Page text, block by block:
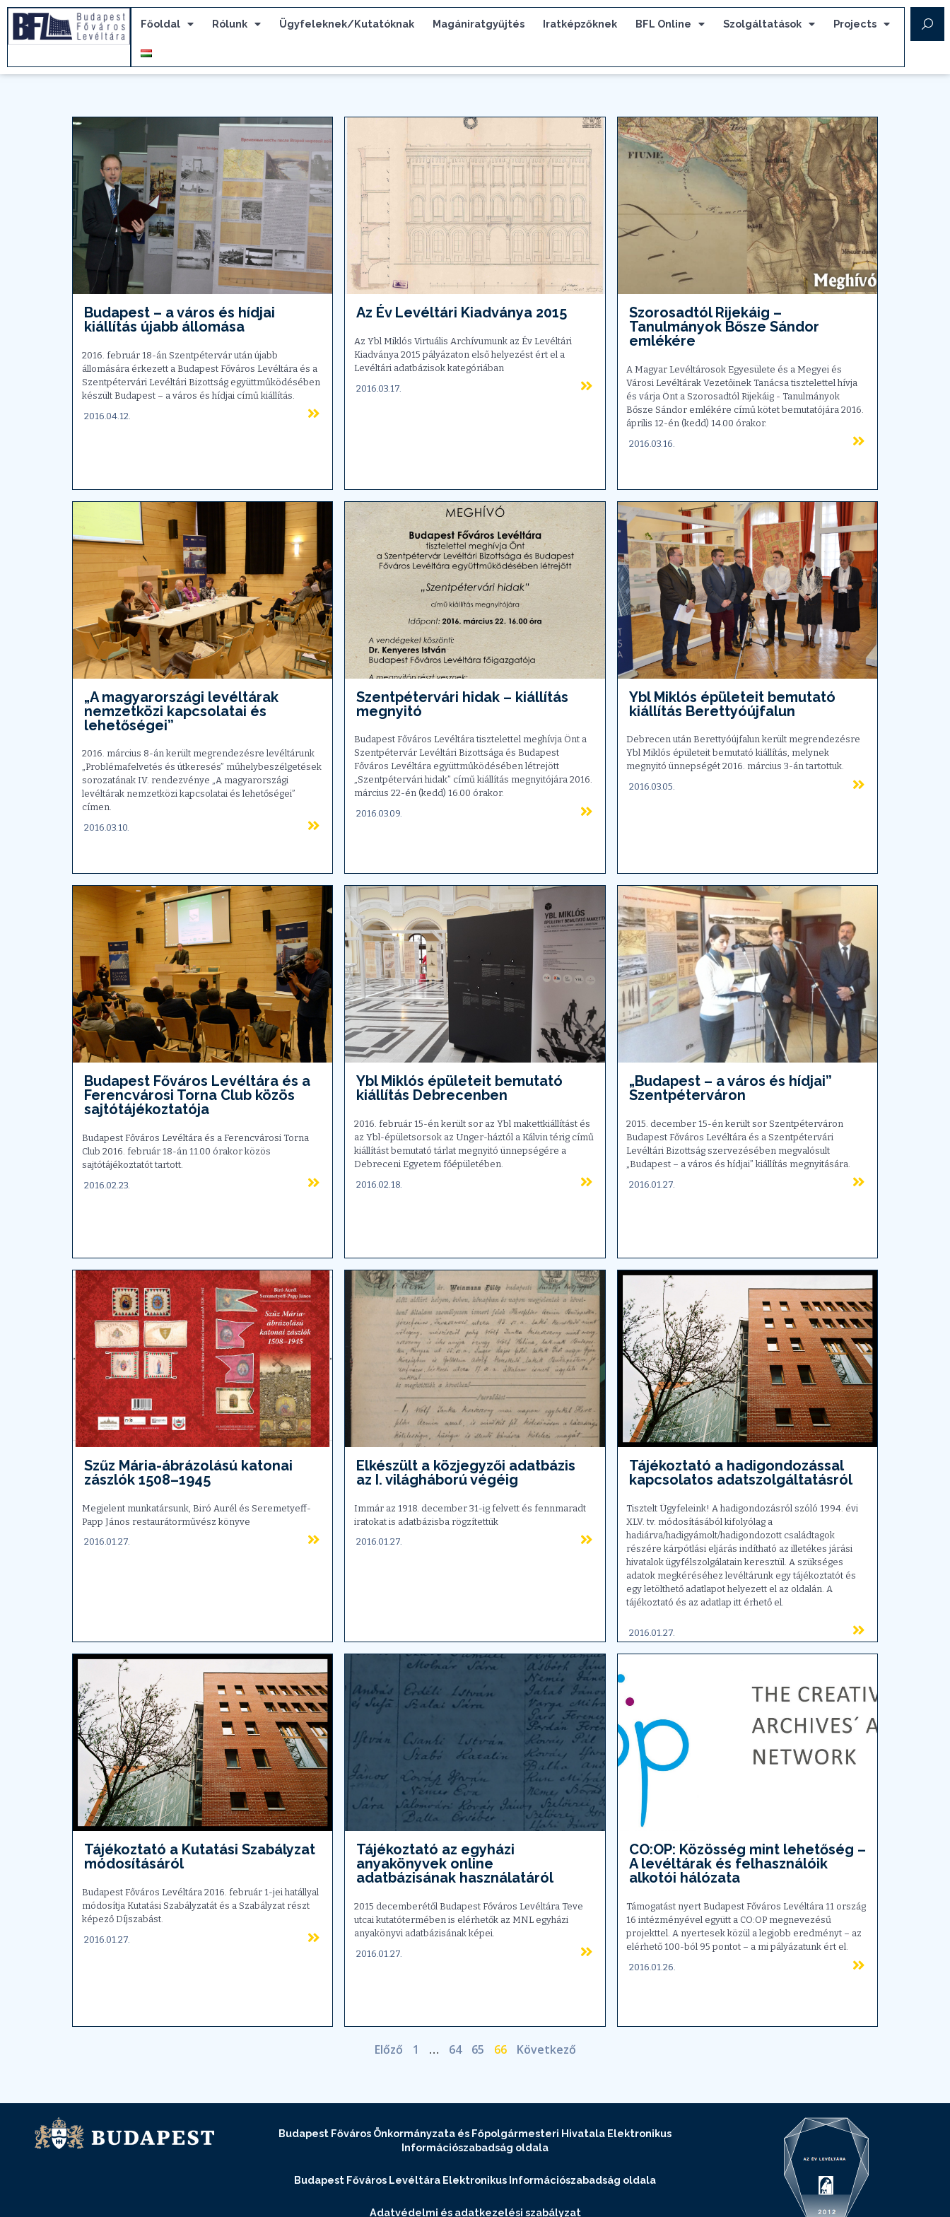
Főoldal Rólunk Ügyfeleknek/Kutatóknak Magániratgyűjtés Iratképzőknek BFL Online Szolgáltatások Projects
Budapest – a város és hídjai
kiállítás újabb állomása
2016. február 18-án Szentpétervár után újabb
állomására érkezett a Budapest Főváros Levéltára és a
Szentpétervári Levéltári Bizottság együttműködésében
készült Budapest – a város és hídjai című kiállítás.
2016.04.12.
Az Év Levéltári Kiadványa 2015
Az Ybl Miklós Virtuális Archívumunk az Év Levéltári
Kiadványa 2015 pályázaton első helyezést ért el a
Levéltári adatbázisok kategóriában
2016.03.17.
Szorosadtól Rijekáig –
Tanulmányok Bősze Sándor
emlékére
A Magyar Levéltárosok Egyesülete és a Megyei és
Városi Levéltárak Vezetőinek Tanácsa tisztelettel hívja
és várja Önt a Szorosadtól Rijekáig - Tanulmányok
Bősze Sándor emlékére című kötet bemutatójára 2016.
április 12-én (kedd) 14.00 órakor.
2016.03.16.
„A magyarországi levéltárak
nemzetközi kapcsolatai és
lehetőségei”
2016. március 8-án került megrendezésre levéltárunk
„Problémafelvetés és útkeresés” műhelybeszélgetések
sorozatának IV. rendezvénye „A magyarországi
levéltárak nemzetközi kapcsolatai és lehetőségei”
címen.
2016.03.10.
Szentpétervári hidak – kiállítás
megnyitó
Budapest Főváros Levéltára tisztelettel meghívja Önt a
Szentpétervár Levéltári Bizottsága és Budapest
Főváros Levéltára együttműködésében létrejött
„Szentpétervári hidak” című kiállítás megnyitójára 2016.
március 22-én (kedd) 16.00 órakor.
2016.03.09.
Ybl Miklós épületeit bemutató
kiállítás Berettyóújfalun
Debrecen után Berettyóújfalun került megrendezésre
Ybl Miklós épületeit bemutató kiállítás, melynek
megnyitó ünnepségét 2016. március 3-án tartottuk.
2016.03.05.
Budapest Főváros Levéltára és a
Ferencvárosi Torna Club közös
sajtótájékoztatója
Budapest Főváros Levéltára és a Ferencvárosi Torna
Club 2016. február 18-án 11.00 órakor közös
sajtótájékoztatót tartott.
2016.02.23.
Ybl Miklós épületeit bemutató
kiállítás Debrecenben
2016. február 15-én került sor az Ybl makettkiállítást és
az Ybl-épületsorsok az Unger-háztól a Kálvin térig című
kiállítást bemutató tárlat megnyitó ünnepségére a
Debreceni Egyetem főépületében.
2016.02.18.
„Budapest – a város és hídjai”
Szentpéterváron
2015. december 15-én került sor Szentpéterváron
Budapest Főváros Levéltára és a Szentpétervári
Levéltári Bizottság szervezésében megvalósult
„Budapest – a város és hídjai” kiállítás megnyitására.
2016.01.27.
Szűz Mária-ábrázolású katonai
zászlók 1508–1945
Megjelent munkatársunk, Biró Aurél és Seremetyeff-
Papp János restaurátorművész könyve
2016.01.27.
Elkészült a közjegyzői adatbázis
az I. világháború végéig
Immár az 1918. december 31-ig felvett és fennmaradt
iratokat is adatbázisba rögzítettük
2016.01.27.
Tájékoztató a hadigondozással
kapcsolatos adatszolgáltatásról
Tisztelt Ügyfeleink! A hadigondozásról szóló 1994. évi
XLV. tv. módosításából kifolyólag a
hadiárva/hadigyámolt/hadigondozott családtagok
részére kárpótlási eljárás indítható az illetékes járási
hivatalok ügyfélszolgálatain keresztül. A szükséges
adatok megkéréséhez levéltárunk egy tájékoztatót és
egy letölthető adatlapot helyezett el az oldalán. A
tájékoztató és az adatlap itt érhető el.
2016.01.27.
Tájékoztató a Kutatási Szabályzat
módosításáról
Budapest Főváros Levéltára 2016. február 1-jei hatállyal
módosítja Kutatási Szabályzatát és a Szabályzat részt
képező Díjszabást.
2016.01.27.
Tájékoztató az egyházi
anyakönyvek online
adatbázisának használatáról
2015 decemberétől Budapest Főváros Levéltára Teve
utcai kutatótermében is elérhetők az MNL egyházi
anyakönyvi adatbázisának képei.
2016.01.27.
CO:OP: Közösség mint lehetőség –
A levéltárak és felhasználóik
alkotói hálózata
Támogatást nyert Budapest Főváros Levéltára 11 ország
16 intézményével együtt a CO:OP megnevezésű
projekttel. A nyertesek közül a legjobb eredményt – az
elérhető 100-ból 95 pontot – a mi pályázatunk ért el.
2016.01.26.
Előző 1 … 64 65 66 Következő
Budapest Főváros Önkormányzata és Főpolgármesteri Hivatala Elektronikus
Információszabadság oldala
Budapest Főváros Levéltára Elektronikus Információszabadság oldala
Adatvédelmi és adatkezelési szabályzat